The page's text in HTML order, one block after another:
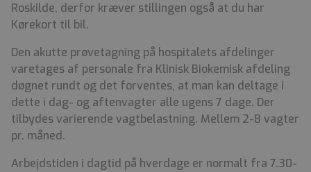
Roskilde, derfor kræver stillingen også at du har
Kørekort til bil.
Den akutte prøvetagning på hospitalets afdelinger
varetages af personale fra Klinisk Biokemisk afdeling
døgnet rundt og det forventes, at man kan deltage i
dette i dag- og aftenvagter alle ugens 7 dage. Der
tilbydes varierende vagtbelastning. Mellem 2-8 vagter
pr. måned.
Arbejdstiden i dagtid på hverdage er normalt fra 7.30-